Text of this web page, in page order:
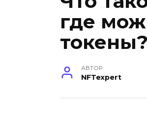
где
токены?
АВТОР
NFTexpert